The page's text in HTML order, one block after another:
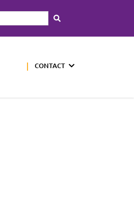
CONTACT